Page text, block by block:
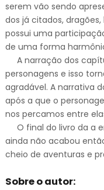
serem vão sendo
dos já citados,
possui uma
de uma forma
A narração dos
personagens e isso
agradável. A narrativa
após a que o
nos percamos entre
O final do livro da a
ainda não acabou
cheio de aventuras e
Sobre o autor: